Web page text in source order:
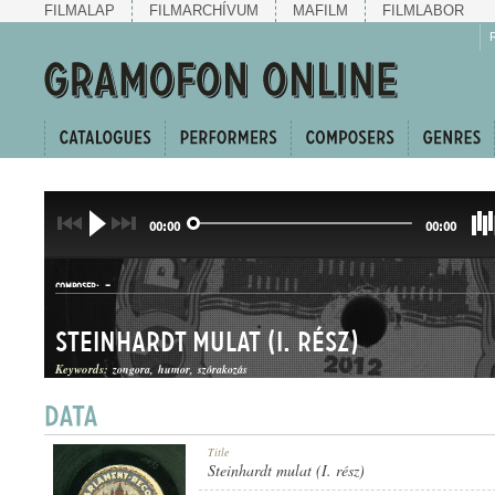
FILMALAP FILMARCHÍVUM MAFILM FILMLABOR
00:00 00:00
COMPOSER: -
KUPLÉEGYVELEG
Steinhardt mulat (I. rész)
Keywords: zongora humor szórakozás
Title
Steinhardt mulat (I. rész)